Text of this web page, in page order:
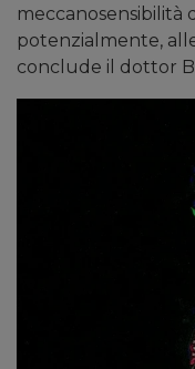
meccanosensibilità
potenzialmente,
conclude il dottor